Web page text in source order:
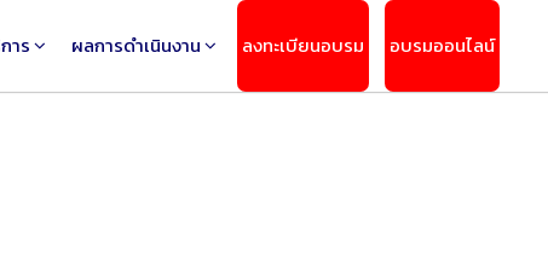
าร ผลการดำเนินงาน ลงทะเบียนอบรม อบรมออนไลน์